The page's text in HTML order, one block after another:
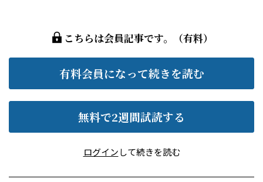
こちらは会員記事です。（有料）
有料会員になって続きを読む
無料で2週間試読する
ログインして続きを読む